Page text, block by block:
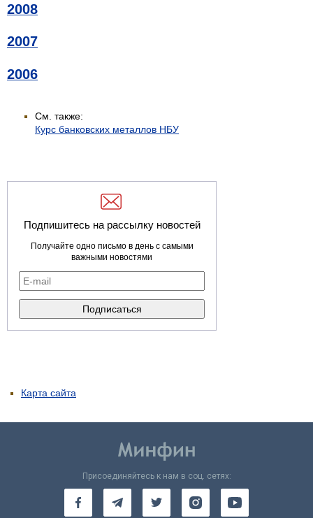
2008
2007
2006
См. также:
Курс банковских металлов НБУ
Подпишитесь на рассылку новостей
Получайте одно письмо в день с самыми
важными новостями
Карта сайта
Присоединяйтесь к нам в соц. сетях: